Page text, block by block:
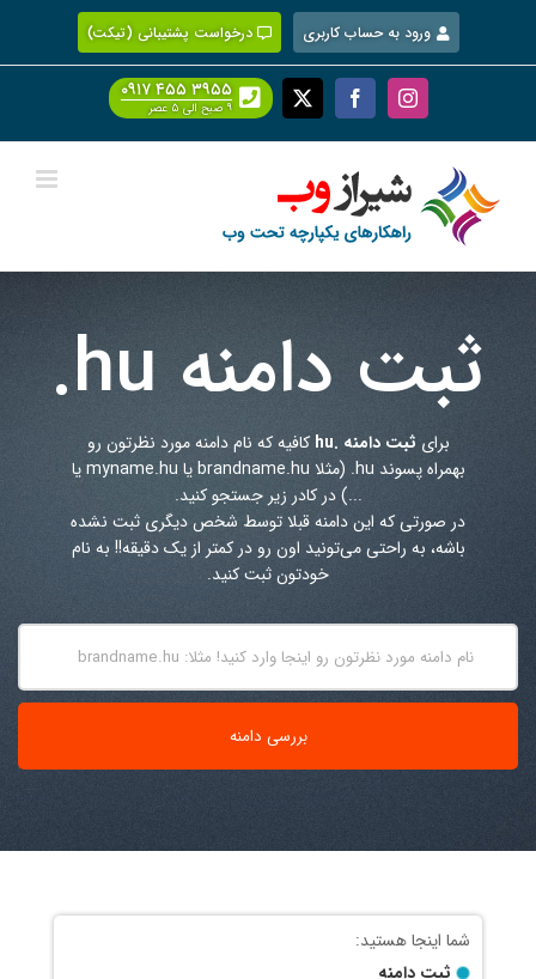
content
ورود به حساب کاربری درخواست پشتیبانی (تیکت)
Instagram
Facebook
X ۰۹۱۷ ۴۵۵ ۳۹۵۵
۹ صبح الی ۵ عصر
ثبت دامنه.hu
برای ثبت دامنه .hu
کافیه که نام دامنه مورد نظرتون رو
بهمراه پسوند .hu
(مثلا brandname.hu یا myname.hu یا
...) در کادر زیر جستجو کنید.
در صورتی که این دامنه قبلا توسط شخص دیگری ثبت نشده
باشه، به راحتی می‌تونید اون رو در کمتر از یک دقیقه!! به نام
خودتون ثبت کنید.
ثبت دامنه